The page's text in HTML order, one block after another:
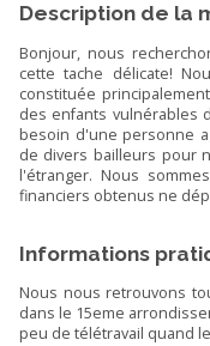
Description de la
Bonjour, nous
cette tache délicate!
constituée
des enfants vulnérables
besoin d'une personne
de divers bailleurs pour
l'étranger. Nous
financiers obtenus ne
Informations
Nous nous retrouvons
dans le 15eme
peu de télétravail quand